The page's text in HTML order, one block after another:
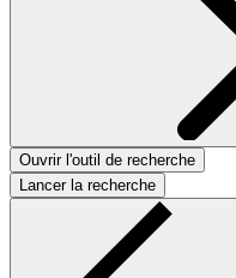
Ouvrir l'outil de recherche
Lancer la recherche